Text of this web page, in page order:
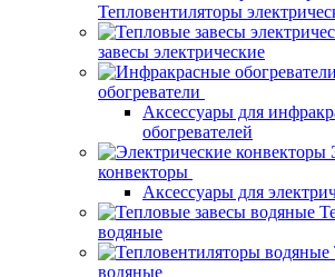
Тепловентиляторы
завесы электрические
обогреватели
Аксессуары для
обогревателей
конвекторы
Аксессуары для
водяные
водяные